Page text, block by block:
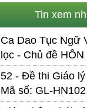
Tin xem
Ca Dao Tục Ngữ
lọc - Chủ đề HÔN
52 - Đề thi Giáo
Mã số: GL-HN102